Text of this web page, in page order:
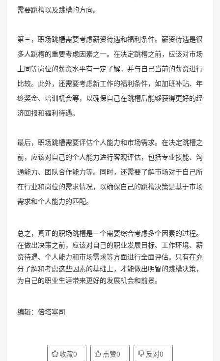
需要跳槽以及跳槽的方向。
第三，职场跳槽需要考虑薪资待遇和福利条件。薪资待遇是很
多人跳槽的重要考虑因素之一。在决定跳槽之前，应该对市场
上同等岗位的薪资水平有一定了解，并与自己当前的薪资进行
比较。此外，还需要考虑新工作的福利条件，如加班补贴、年
终奖金、培训机会等，以确保自己在跳槽后能够获得更好的经
济回报和福利待遇。
最后，职场跳槽需要评估个人能力和市场需求。在决定跳槽之
前，应该对自己的个人能力进行客观评估，包括专业技能、沟
通能力、团队合作能力等。同时，还需要了解市场对于自己所
在行业和岗位的需求情况，以确保自己的跳槽决策是基于市场
需求和个人能力的匹配。
总之，真正的职场跳槽是一个需要综合考虑多个因素的过程。
在做出决策之前，应该对自己的职业发展目标、工作环境、薪
资待遇、个人能力和市场需求等方面进行全面评估。只有在充
分了解和考虑这些因素的基础上，才能做出明智的跳槽决策，
为自己的职业生涯带来更好的发展机会和前景。
编辑：倍塔塞司
收藏0 点赞0 反对0